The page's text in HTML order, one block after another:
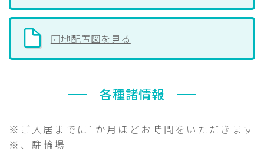
団地配置図を見る
各種諸情報
※ご入居までに1か月ほどお時間をいただきます
※、駐輪場